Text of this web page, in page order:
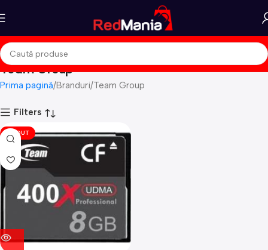
Team Group
Prima pagină Branduri Team Group
Filters
VÎNDUT